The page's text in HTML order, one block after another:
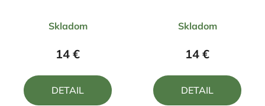
hodnotenie
produktu
z
Skladom
14 €
DETAIL
hodnotenie
produktu
z
Skladom
14 €
DETAIL